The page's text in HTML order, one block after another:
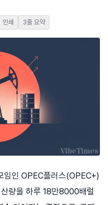
인쇄 3줄 요약
임인 OPEC플러스(OPEC+)
량을 하루 18만8000배럴